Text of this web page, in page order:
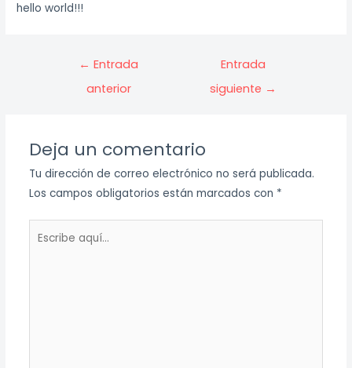
hello world!!!
Navegación
← Entrada
anterior
Entrada
siguiente →
Deja un comentario
Tu dirección de correo electrónico no será publicada.
Los campos obligatorios están marcados con *